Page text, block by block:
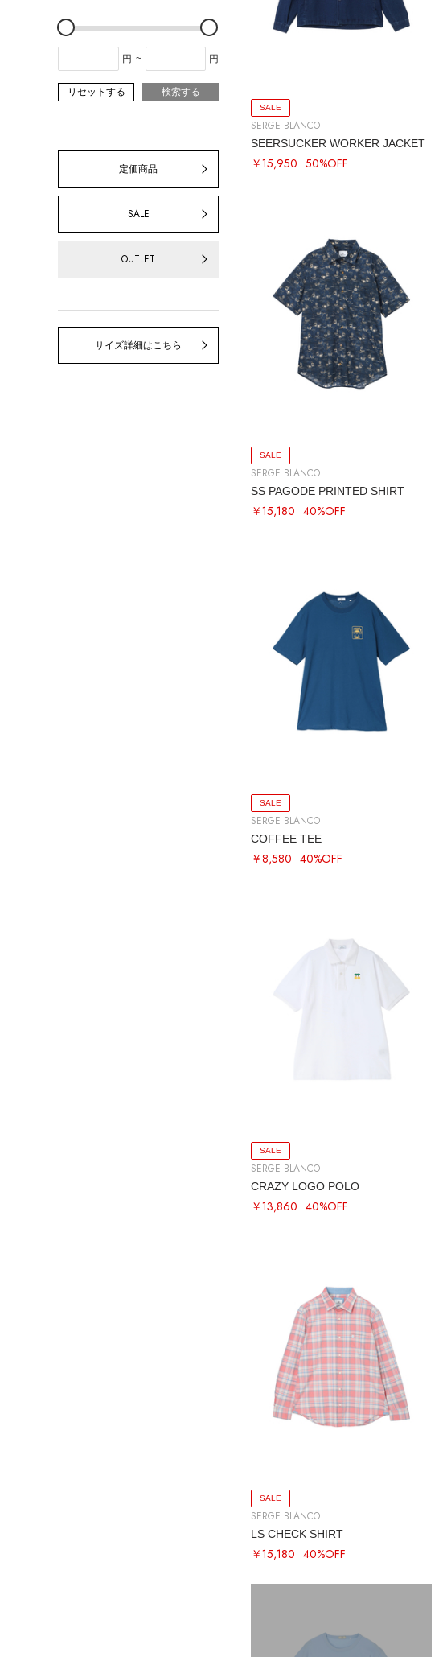
円 ~ 円
リセットする 検索する
定価商品
SALE
OUTLET
サイズ詳細はこちら
SALE
SERGE BLANCO
SEERSUCKER WORKER JACKET
￥15,950 50%OFF
SALE
SERGE BLANCO
SS PAGODE PRINTED SHIRT
￥15,180 40%OFF
SALE
SERGE BLANCO
COFFEE TEE
￥8,580 40%OFF
SALE
SERGE BLANCO
CRAZY LOGO POLO
￥13,860 40%OFF
SALE
SERGE BLANCO
LS CHECK SHIRT
￥15,180 40%OFF